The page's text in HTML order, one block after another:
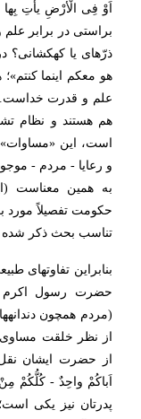
براستى در برابر
ذرّه‏اى یا كهكشانى؟
هو معكم اینما
علم و قدرت خداست.
هم هستند و نظام
است، این
و رعایا - مردم -
به همین معناست
حكومت تفصیلاً مورد
تناسب بحث ذكر
بنابراین تفاوتهاى
حضرت رسول اكرم
(مردم همچون
از نظر خلقت مساوى
از حضرت ایشان
اَباكُمْ واحِدٌ - كُلُّكُمْ
پدرتان نیز یكى